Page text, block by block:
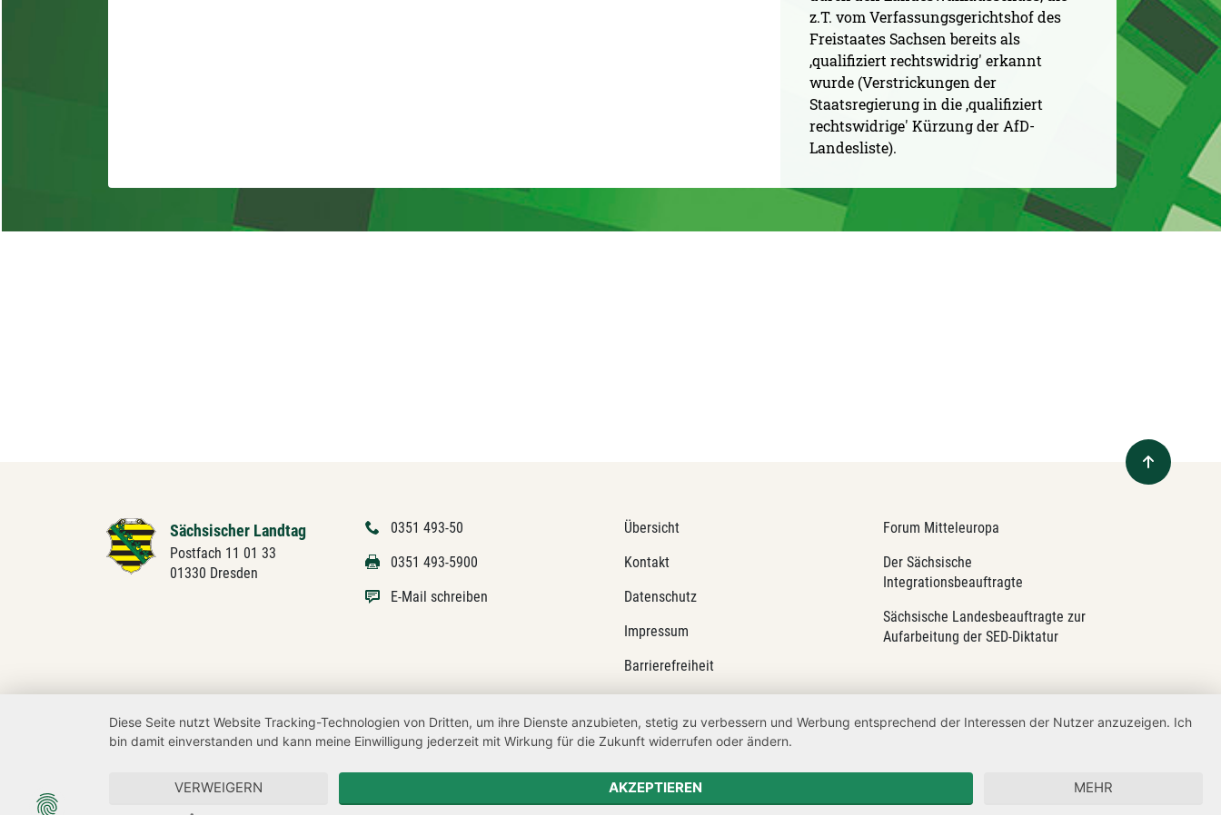
z.T. vom Verfassungsgerichtshof des
Freistaates Sachsen bereits als
,qualifiziert rechtswidrig' erkannt
wurde (Verstrickungen der
Staatsregierung in die ,qualifiziert
rechtswidrige' Kürzung der AfD-
Landesliste).
Sächsischer Landtag
Postfach 11 01 33
01330 Dresden
0351 493-50
0351 493-5900
E-Mail schreiben
Übersicht
Kontakt
Datenschutz
Impressum
Barrierefreiheit
Netiquette
Transparenzanspruch
Hinweisgeberschutz
Forum Mitteleuropa
Der Sächsische
Integrationsbeauftragte
Sächsische Landesbeauftragte zur
Aufarbeitung der SED-Diktatur
Diese Seite nutzt Website Tracking-Technologien von Dritten, um ihre Dienste anzubieten, stetig zu verbessern und Werbung entsprechend der Interessen der Nutzer anzuzeigen. Ich
bin damit einverstanden und kann meine Einwilligung jederzeit mit Wirkung für die Zukunft widerrufen oder ändern.
VERWEIGERN AKZEPTIEREN MEHR